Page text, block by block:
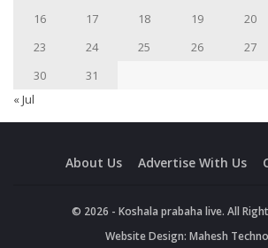
16
17 18 19 20
23
24 25 26 27
30
31
« Jul
About Us Advertise With Us
© 2026 - Koshala prabaha live. All
Website Design: Mahesh